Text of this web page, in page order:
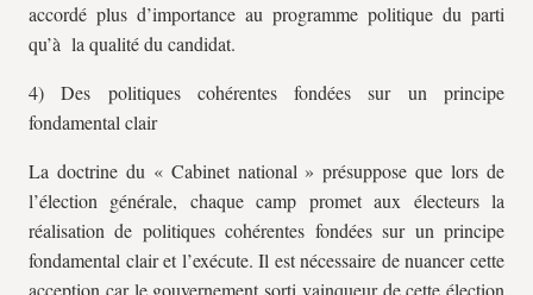
accordé plus d’importance au programme politique du parti
qu’à la qualité du candidat.
4) Des politiques cohérentes fondées sur un principe
fondamental clair
La doctrine du « Cabinet national » présuppose que lors de
l’élection générale, chaque camp promet aux électeurs la
réalisation de politiques cohérentes fondées sur un principe
fondamental clair et l’exécute. Il est nécessaire de nuancer cette
acception car le gouvernement sorti vainqueur de cette élection